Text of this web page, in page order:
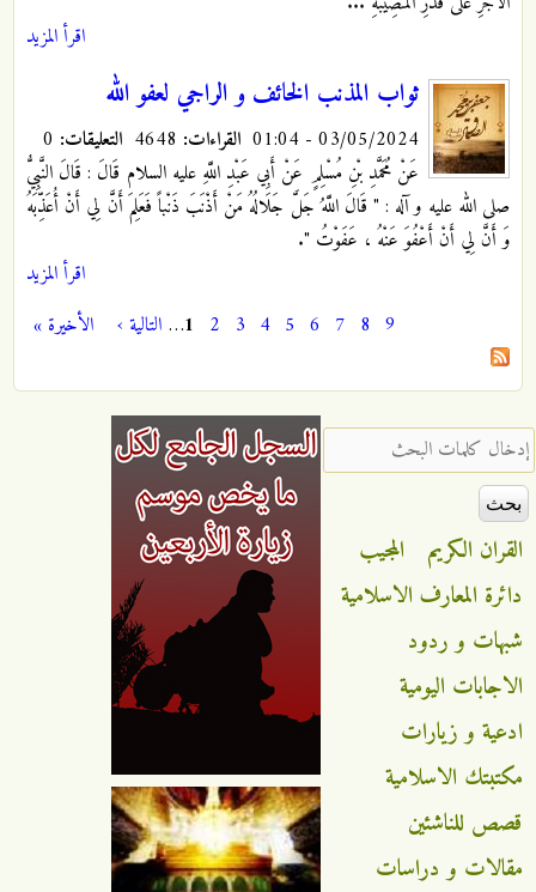
اقرأ المزيد
ثواب المذنب الخائف و الراجي لعفو الله
03/05/2024 - 01:04 القراءات: التعليقات:
عَنْ مُحَمَّدِ بْنِ مُسْلِمٍ عَنْ أَبِي عَبْدِ اللَّهِ عليه السلام قَالَ : قَالَ النَّبِيُّ
صلى الله عليه و آله : "‏ قَالَ اللَّهُ جَلَّ جَلَالُهُ مَنْ أَذْنَبَ ذَنْباً فَعَلِمَ أَنَّ لِي أَنْ أُعَذِّبَهُ
وَ أَنَّ لِي أَنْ أَعْفُوَ عَنْهُ ، عَفَوْتُ ".
اقرأ المزيد
الصفحات 1 2 3 4 5 6 7 8 9
… التالية › الأخيرة »
‏إدخال كلمات البحث ‏
القران الكريم
المجيب
دائرة المعارف الاسلامية
شبهات و ردود
الاجابات اليومية
ادعية و زيارات
مكتبتك الاسلامية
قصص للناشئين
مقالات و دراسات